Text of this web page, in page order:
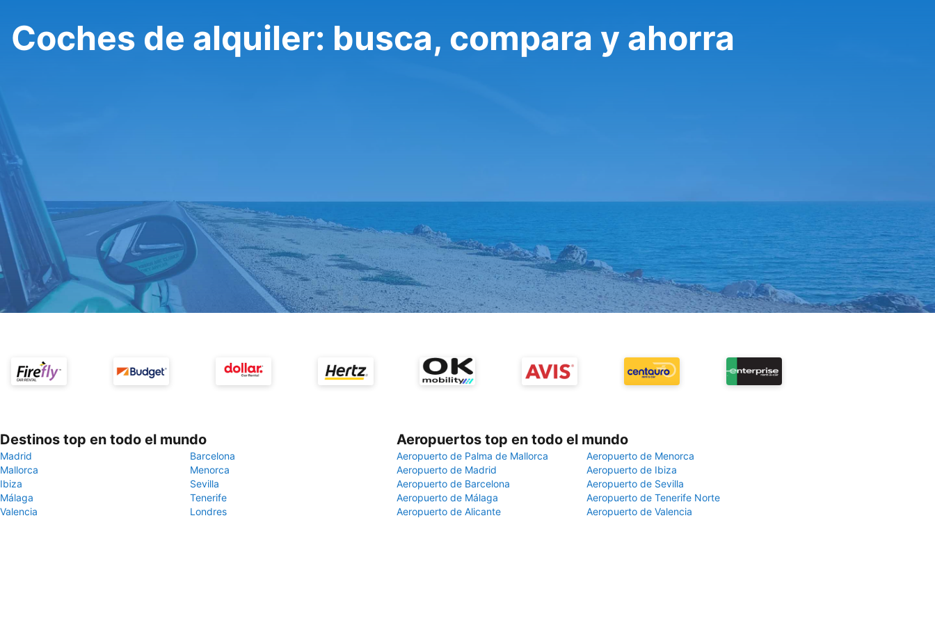
Coches de alquiler: busca, compara y ahorra
Destinos top en todo el mundo
Madrid
Barcelona
Mallorca
Menorca
Ibiza
Sevilla
Málaga
Tenerife
Valencia
Londres
Aeropuertos top en todo el mundo
Aeropuerto de Palma de Mallorca
Aeropuerto de Menorca
Aeropuerto de Madrid
Aeropuerto de Ibiza
Aeropuerto de Barcelona
Aeropuerto de Sevilla
Aeropuerto de Málaga
Aeropuerto de Tenerife Norte
Aeropuerto de Alicante
Aeropuerto de Valencia